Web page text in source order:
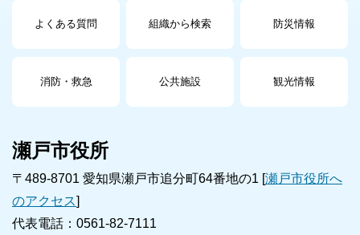
よくある質問 組織から検索 防災情報
消防・救急 公共施設 観光情報
瀬戸市役所
〒489-8701 愛知県瀬戸市追分町64番地の1 [瀬戸市役所へ
のアクセス]
代表電話：0561-82-7111